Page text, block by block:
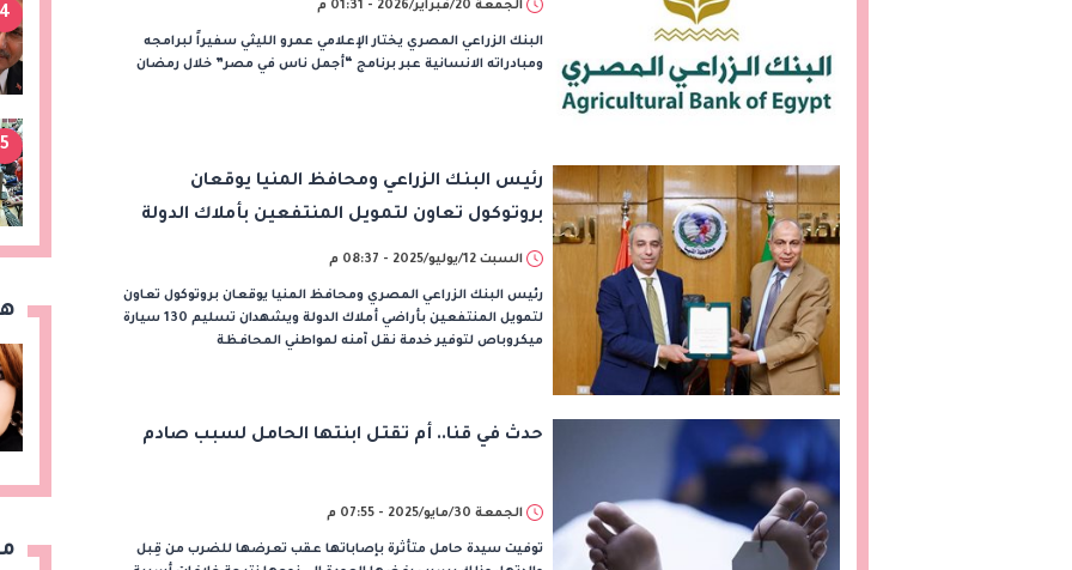
الجمعة 20/فبراير/2026 - 01:31 م
البنك الزراعي المصري يختار الإعلامي عمرو الليثي سفيراً لبرامجه
ومبادراته الانسانية عبر برنامج “أجمل ناس في مصر” خلال رمضان
رئيس البنك الزراعي ومحافظ المنيا يوقعان
بروتوكول تعاون لتمويل المنتفعين بأملاك الدولة
السبت 12/يوليو/2025 - 08:37 م
رئيس البنك الزراعي المصري ومحافظ المنيا يوقعان بروتوكول تعاون
لتمويل المنتفعين بأراضي أملاك الدولة ويشهدان تسليم 130 سيارة
ميكروباص لتوفير خدمة نقل آمنه لمواطني المحافظة
حدث في قنا.. أم تقتل ابنتها الحامل لسبب صادم
الجمعة 30/مايو/2025 - 07:55 م
توفيت سيدة حامل متأثرة بإصاباتها عقب تعرضها للضرب من قِبل
4
5